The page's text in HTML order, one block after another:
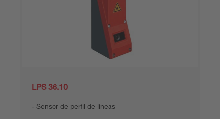
LPS 36.10
Sensor de perfil de líneas